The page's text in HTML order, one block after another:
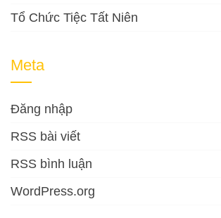
Tổ Chức Tiệc Tất Niên
Meta
Đăng nhập
RSS bài viết
RSS bình luận
WordPress.org